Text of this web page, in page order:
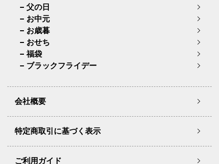
父の日
お中元
お歳暮
おせち
福袋
ブラックフライデー
会社概要
特定商取引に基づく表示
ご利用ガイド